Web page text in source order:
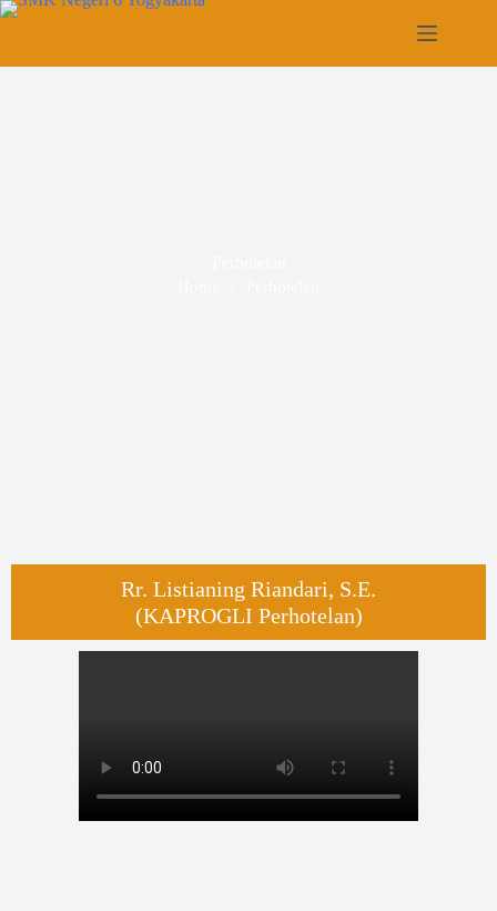
Rr. Listianing Riandari, S.E.
(KAPROGLI Perhotelan​)